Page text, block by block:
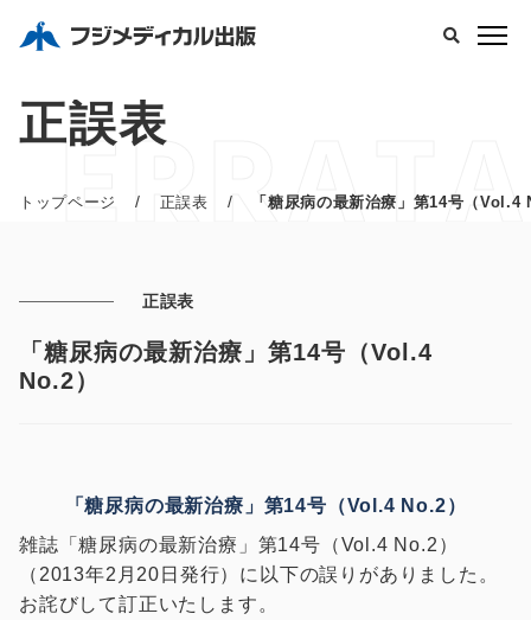
正誤表
ERRATA
トップページ / 正誤表 / 「糖尿病の最新治療」第14号（Vol.4
正誤表
「糖尿病の最新治療」第14号（Vol.4
No.2）
「糖尿病の最新治療」第14号（Vol.4 No.2）
雑誌「糖尿病の最新治療」第14号（Vol.4 No.2）
（2013年2月20日発行）に以下の誤りがありました。
お詫びして訂正いたします。